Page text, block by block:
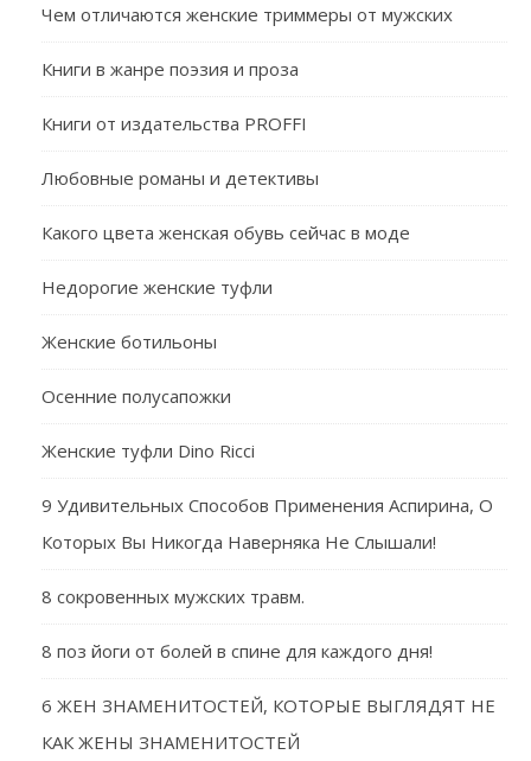
Чем отличаются женские триммеры от мужских
Книги в жанре поэзия и проза
Книги от издательства PROFFI
Любовные романы и детективы
Какого цвета женская обувь сейчас в моде
Недорогие женские туфли
Женские ботильоны
Осенние полусапожки
Женские туфли Dino Ricci
9 Удивительных Способов Применения Аспирина, О
Которых Вы Никогда Наверняка Не Слышали!
8 сокровенных мужских травм.
8 поз йоги от болей в спине для каждого дня!
6 ЖЕН ЗНАМЕНИТОСТЕЙ, КОТОРЫЕ ВЫГЛЯДЯТ НЕ
КАК ЖЕНЫ ЗНАМЕНИТОСТЕЙ